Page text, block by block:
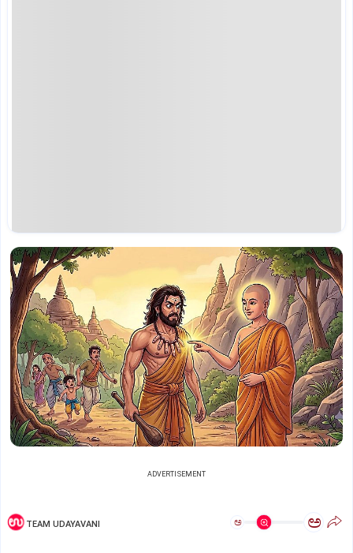
ADVERTISEMENT
TEAM UDAYAVANI ಅ ಅ